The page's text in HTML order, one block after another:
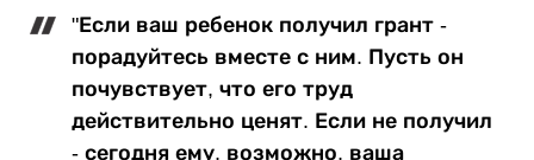
"Если ваш ребенок получил грант -
порадуйтесь вместе с ним. Пусть он
почувствует, что его труд
действительно ценят. Если не получил
- сегодня ему, возможно, ваша